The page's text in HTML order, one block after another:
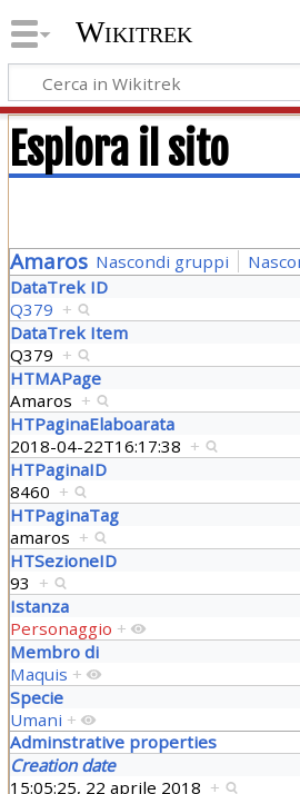
Wikitrek
Esplora il sito
Amaros Nascondi gruppi
DataTrek ID
Q379 +
DataTrek Item
Q379 +
HTMAPage
Amaros +
HTPaginaElaboarata
2018-04-22T16:17:38 +
HTPaginaID
8460 +
HTPaginaTag
amaros +
HTSezioneID
93 +
Istanza
Personaggio +
Membro di
Maquis +
Specie
Umani +
Adminstrative properties
Creation date
15:05:25, 22 aprile 2018 +